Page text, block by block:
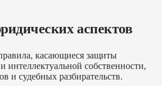
аспектов
касающиеся защиты
интеллектуальной собственности,
и судебных разбирательств.